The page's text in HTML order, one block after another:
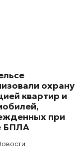
охрану
квартир и
при
БПЛА